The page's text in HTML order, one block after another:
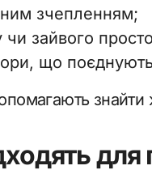
зчепленням;
чи зайвого
що